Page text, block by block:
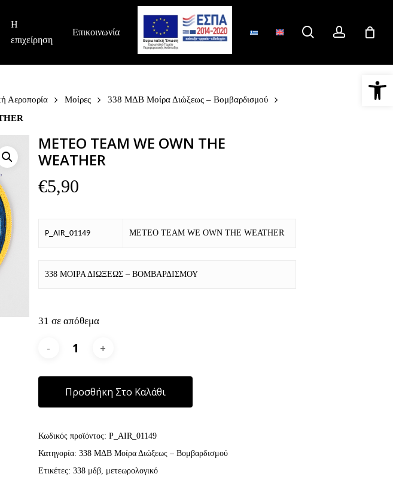
Η
επιχείρηση
Επικοινωνία searchaccount
Αεροπορία Μοίρες
338 ΜΔΒ Μοίρα Διώξεως – Βομβαρδισμού
METEO TEAM WE OWN THE
WEATHER
€5,90
P_AIR_01149 METEO TEAM WE OWN THE WEATHER
338 ΜΟΙΡΑ ΔΙΩΞΕΩΣ – ΒΟΜΒΑΡΔΙΣΜΟΥ
31 σε απόθεμα
Προσθήκη Στο Καλάθι
Κωδικός προϊόντος: P_AIR_01149
Κατηγορία: 338 ΜΔΒ Μοίρα Διώξεως – Βομβαρδισμού
Ετικέτες: 338 μδβ, μετεωρολογικό